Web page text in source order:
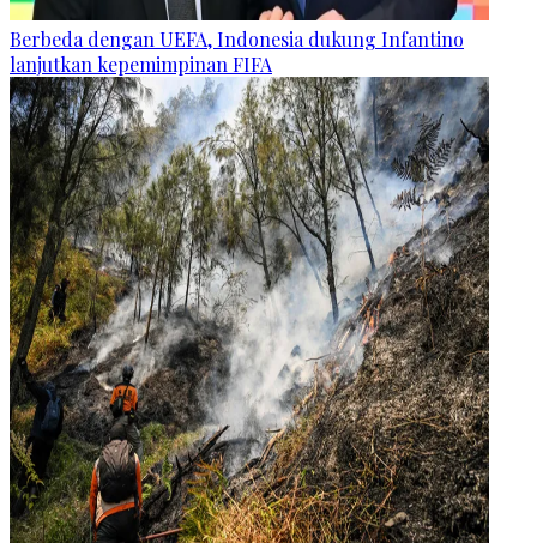
Berbeda dengan UEFA, Indonesia dukung Infantino
lanjutkan kepemimpinan FIFA